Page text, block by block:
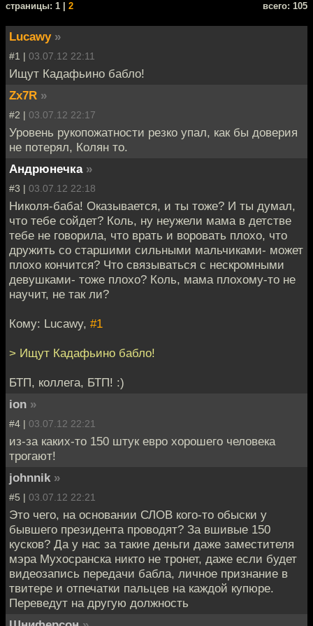
cтраницы: 1 | 2 всего: 105
Lucawy »
#1 | 03.07.12 22:11
Ищут Кадафьино бабло!
Zx7R »
#2 | 03.07.12 22:17
Уровень рукопожатности резко упал, как бы доверия
не потерял, Колян то.
Андрюнечка »
#3 | 03.07.12 22:18
Николя-баба! Оказывается, и ты тоже? И ты думал,
что тебе сойдет? Коль, ну неужели мама в детстве
тебе не говорила, что врать и воровать плохо, что
дружить со старшими сильными мальчиками- может
плохо кончится? Что связываться с нескромными
девушками- тоже плохо? Коль, мама плохому-то не
научит, не так ли?
Кому: Lucawy, #1
> Ищут Кадафьино бабло!
БТП, коллега, БТП! :)
ion »
#4 | 03.07.12 22:21
из-за каких-то 150 штук евро хорошего человека
трогают!
johnnik »
#5 | 03.07.12 22:21
Это чего, на основании СЛОВ кого-то обыски у
бывшего президента проводят? За вшивые 150
кусков? Да у нас за такие деньги даже заместителя
мэра Мухосранска никто не тронет, даже если будет
видеозапись передачи бабла, личное признание в
твитере и отпечатки пальцев на каждой купюре.
Переведут на другую должность